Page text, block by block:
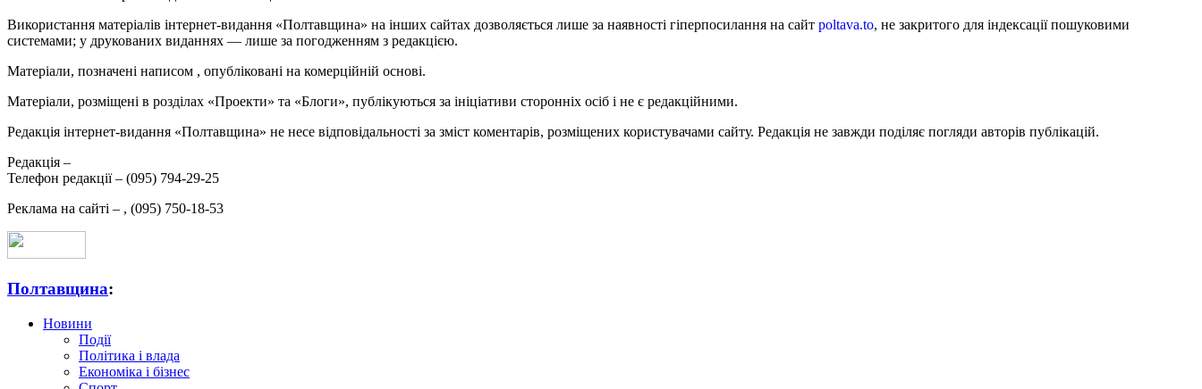
Використання матеріалів інтернет-видання «Полтавщина» на інших сайтах дозволяється лише за наявності гіперпосилання на сайт poltava.to, не закритого для індексації пошуковими
системами; у друкованих виданнях — лише за погодженням з редакцією.
Матеріали, позначені написом , опубліковані на комерційній основі.
Матеріали, розміщені в розділах «Проекти» та «Блоги», публікуються за ініціативи сторонніх осіб і не є редакційними.
Редакція інтернет-видання «Полтавщина» не несе відповідальності за зміст коментарів, розміщених користувачами сайту. Редакція не завжди поділяє погляди авторів публікацій.
Редакція –
Телефон редакції – (095) 794-29-25
Реклама на сайті – , (095) 750-18-53
Полтавщина:
Новини
Події
Політика і влада
Економіка і бізнес